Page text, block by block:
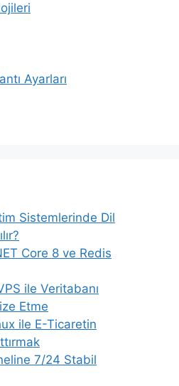
Ayarları
Sistemlerinde Dil
Core 8 ve Redis
ile Veritabanı
Etme
ile E-Ticaretin
7/24 Stabil